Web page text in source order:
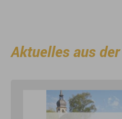
Aktuelles aus